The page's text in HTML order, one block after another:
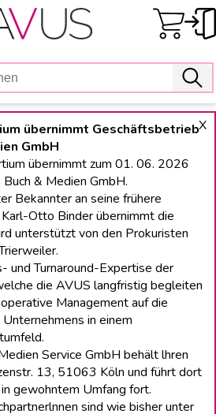
X
übernimmt Geschäftsbetrieb
GmbH
übernimmt zum 01. 06. 2026
& Medien GmbH.
Bekannter an seine frühere
Otto Binder übernimmt die
unterstützt von den Prokuristen
und Turnaround-Expertise der
die AVUS langfristig begleiten
Management auf die
in einem
Service GmbH behält lhren
13, 51063 Köln und führt dort
gewohntem Umfang fort.
sind wie bisher unter